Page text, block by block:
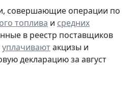
совершающие операции по
топлива и средних
в реестр поставщиков
уплачиваютакцизы и
декларацию за август